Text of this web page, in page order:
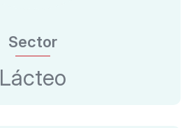
Sector
Lácteo